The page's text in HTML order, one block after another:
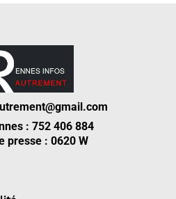
: 752 406 884
presse : 0620 W